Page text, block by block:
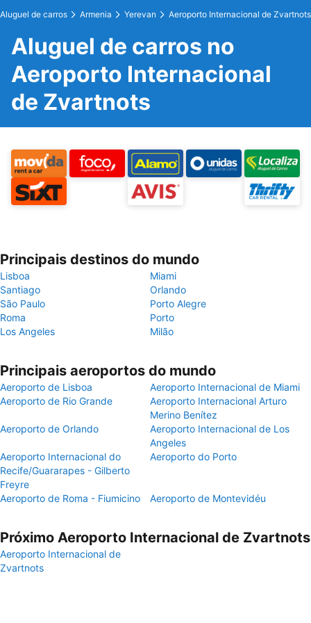
Aluguel de carros Armenia Yerevan Aeroporto Internacional de Zvartnots
Aluguel de carros no
Aeroporto Internacional
de Zvartnots
Principais destinos do mundo
Lisboa
Miami
Santiago
Orlando
São Paulo
Porto Alegre
Roma
Porto
Los Angeles
Milão
Principais aeroportos do mundo
Aeroporto de Lisboa
Aeroporto Internacional de Miami
Aeroporto de Rio Grande
Aeroporto Internacional Arturo
Merino Benítez
Aeroporto de Orlando
Aeroporto Internacional de Los
Angeles
Aeroporto Internacional do
Recife/Guararapes - Gilberto
Freyre
Aeroporto do Porto
Aeroporto de Roma - Fiumicino Aeroporto de Montevidéu
Próximo Aeroporto Internacional de Zvartnots
Aeroporto Internacional de
Zvartnots